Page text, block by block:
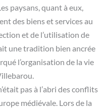
paysans, quant à eux,
des biens et services au
et de l’utilisation de
une tradition bien ancrée
l’organisation de la vie
pas à l’abri des conflits
médiévale. Lors de la